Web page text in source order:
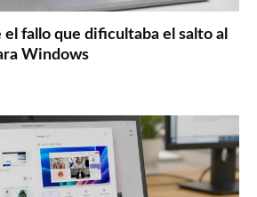
fallo que dificultaba el salto al
Windows